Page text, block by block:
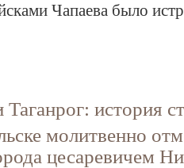
Чапаева было
история
молитвенно
цесаревичем